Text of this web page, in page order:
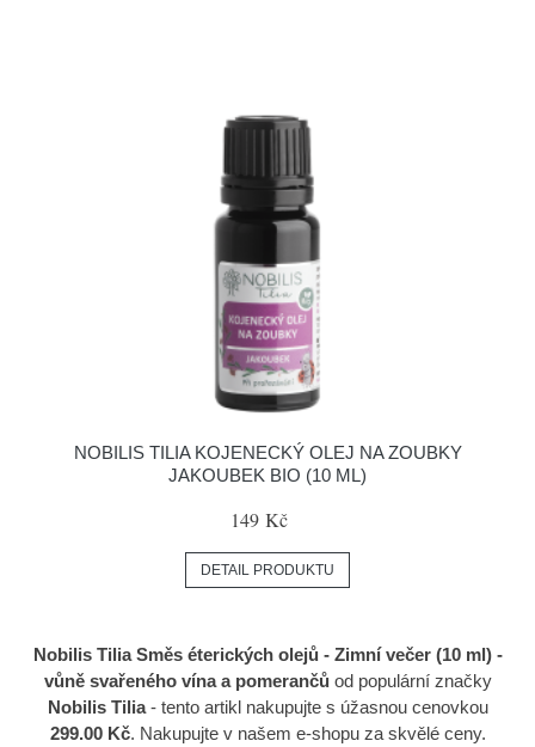
NOBILIS TILIA KOJENECKÝ OLEJ NA ZOUBKY
JAKOUBEK BIO (10 ML)
149 Kč
DETAIL PRODUKTU
Nobilis Tilia Směs éterických olejů - Zimní večer (10 ml) -
vůně svařeného vína a pomerančů od populární značky
Nobilis Tilia- tento artikl nakupujte s úžasnou cenovkou
299.00 Kč. Nakupujte v našem e-shopu za skvělé ceny.